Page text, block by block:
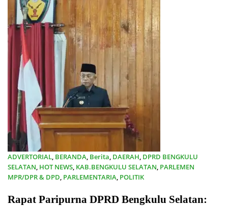
ADVERTORIAL BERANDA Berita DAERAH DPRD BENGKULU
SELATAN HOT NEWS KAB.BENGKULU SELATAN PARLEMEN
MPR/DPR & DPD PARLEMENTARIA POLITIK
Rapat Paripurna DPRD Bengkulu Selatan: